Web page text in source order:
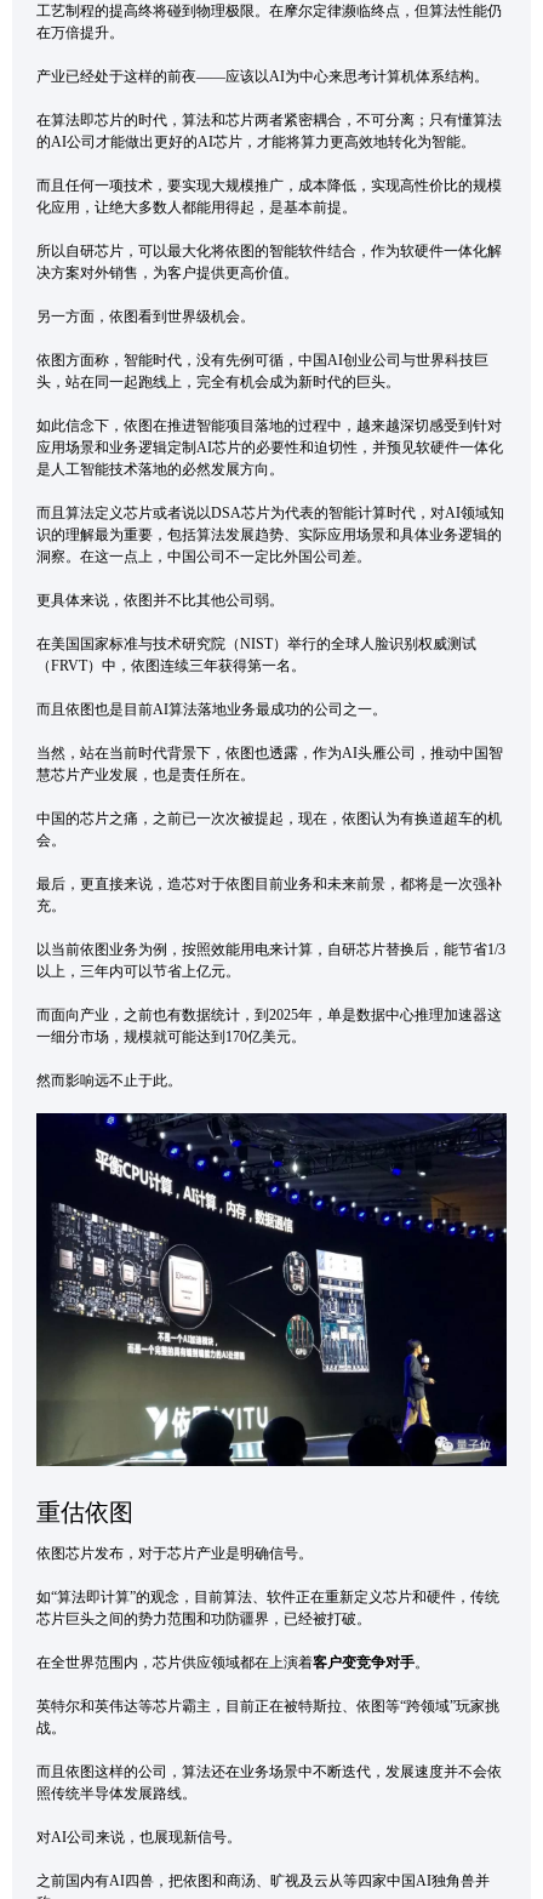
工艺制程的提高终将碰到物理极限。在摩尔定律濒临终点，但算法性能仍
在万倍提升。
产业已经处于这样的前夜——应该以AI为中心来思考计算机体系结构。
在算法即芯片的时代，算法和芯片两者紧密耦合，不可分离；只有懂算法
的AI公司才能做出更好的AI芯片，才能将算力更高效地转化为智能。
而且任何一项技术，要实现大规模推广，成本降低，实现高性价比的规模
化应用，让绝大多数人都能用得起，是基本前提。
所以自研芯片，可以最大化将依图的智能软件结合，作为软硬件一体化解
决方案对外销售，为客户提供更高价值。
另一方面，依图看到世界级机会。
依图方面称，智能时代，没有先例可循，中国AI创业公司与世界科技巨
头，站在同一起跑线上，完全有机会成为新时代的巨头。
如此信念下，依图在推进智能项目落地的过程中，越来越深切感受到针对
应用场景和业务逻辑定制AI芯片的必要性和迫切性，并预见软硬件一体化
是人工智能技术落地的必然发展方向。
而且算法定义芯片或者说以DSA芯片为代表的智能计算时代，对AI领域知
识的理解最为重要，包括算法发展趋势、实际应用场景和具体业务逻辑的
洞察。在这一点上，中国公司不一定比外国公司差。
更具体来说，依图并不比其他公司弱。
在美国国家标准与技术研究院（NIST）举行的全球人脸识别权威测试
（FRVT）中，依图连续三年获得第一名。
而且依图也是目前AI算法落地业务最成功的公司之一。
当然，站在当前时代背景下，依图也透露，作为AI头雁公司，推动中国智
慧芯片产业发展，也是责任所在。
中国的芯片之痛，之前已一次次被提起，现在，依图认为有换道超车的机
会。
最后，更直接来说，造芯对于依图目前业务和未来前景，都将是一次强补
充。
以当前依图业务为例，按照效能用电来计算，自研芯片替换后，能节省1/3
以上，三年内可以节省上亿元。
而面向产业，之前也有数据统计，到2025年，单是数据中心推理加速器这
一细分市场，规模就可能达到170亿美元。
然而影响远不止于此。
重估依图
依图芯片发布，对于芯片产业是明确信号。
如“算法即计算”的观念，目前算法、软件正在重新定义芯片和硬件，传统
芯片巨头之间的势力范围和功防疆界，已经被打破。
在全世界范围内，芯片供应领域都在上演着客户变竞争对手。
英特尔和英伟达等芯片霸主，目前正在被特斯拉、依图等“跨领域”玩家挑
战。
而且依图这样的公司，算法还在业务场景中不断迭代，发展速度并不会依
照传统半导体发展路线。
对AI公司来说，也展现新信号。
之前国内有AI四兽，把依图和商汤、旷视及云从等四家中国AI独角兽并